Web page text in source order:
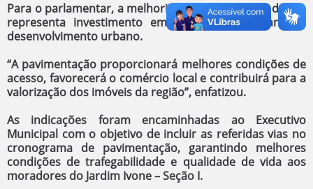
Para o parlamentar, a melhoria da infraestrutura da rua
representa investimento em dignidade, segurança e
desenvolvimento urbano.
“A pavimentação proporcionará melhores condições de
acesso, favorecerá o comércio local e contribuirá para a
valorização dos imóveis da região”, enfatizou.
As indicações foram encaminhadas ao Executivo
Municipal com o objetivo de incluir as referidas vias no
cronograma de pavimentação, garantindo melhores
condições de trafegabilidade e qualidade de vida aos
moradores do Jardim Ivone – Seção I.